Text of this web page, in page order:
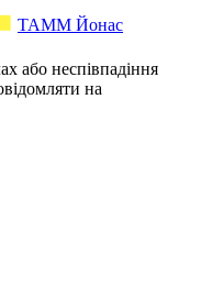
ТАММ Йонас
або неспівпадіння
на